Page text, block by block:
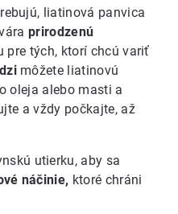
liatinová panvica
prirodzenú
pre tých, ktorí chcú variť
môžete liatinovú
oleja alebo masti a
a vždy počkajte, až
utierku, aby sa
náčinie, ktoré chráni